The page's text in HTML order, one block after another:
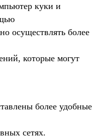
куки и
осуществлять более
которые могут
более удобные
сетях.